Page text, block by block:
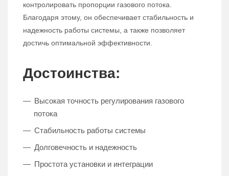
контролировать пропорции газового потока.
Благодаря этому, он обеспечивает стабильность и
надежность работы системы, а также позволяет
достичь оптимальной эффективности.
Достоинства:
Высокая точность регулирования газового
потока
Стабильность работы системы
Долговечность и надежность
Простота установки и интеграции